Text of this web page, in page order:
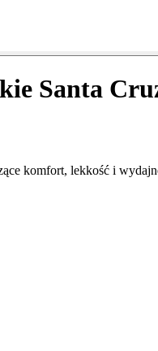
Santa
komfort, lekkość i